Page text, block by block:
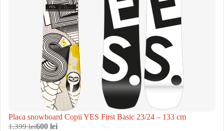
Placa snowboard Copii YES First Basic 23/24 – 133 cm
1.399 lei600 lei